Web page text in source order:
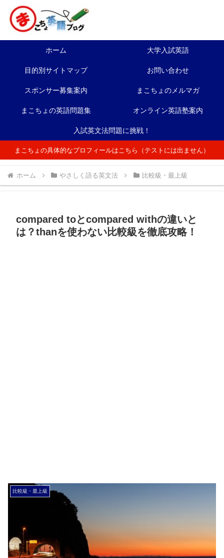
ホーム 大学入試英語
目的別サイトマップ お問い合わせ
スポンサー募集案内 まこちょのメルマガ
まこちょの英語問題集 オンライン英語塾案内
入試英文法問題に挑戦！
まこちょの具体的なプロフィールはこちら（テストには出ません）
ホーム やさしく語る英文法 比較級・最上級
compared toとcompared withの違いと
は？thanを使わない比較級を徹底攻略！
比較級・最上級